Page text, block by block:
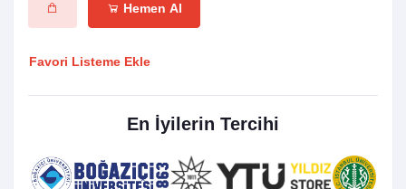
Hemen Al
Favori Listeme Ekle
En İyilerin Tercihi